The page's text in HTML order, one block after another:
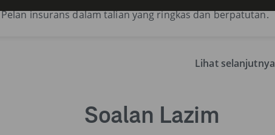
Pelan insurans dalam talian yang ringkas dan berpatutan.
Lihat selanjutnya
Soalan Lazim